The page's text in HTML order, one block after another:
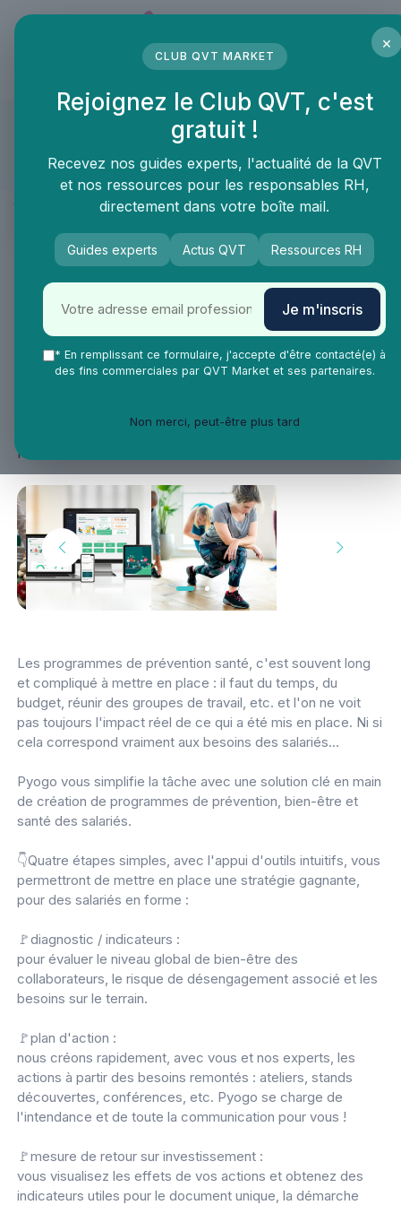
PYOGO
Compte approuvé
Présentation
Produits & services
Actualités
Programmes de mesures et
d'actions santé / bien-être en
entreprise
Gestion du stress Alimentation
Feedback collaborateur
Les programmes de prévention santé, c'est souvent long
et compliqué à mettre en place : il faut du temps, du
budget, réunir des groupes de travail, etc. et l'on ne voit
pas toujours l'impact réel de ce qui a été mis en place. Ni si
cela correspond vraiment aux besoins des salariés...
Pyogo vous simplifie la tâche avec une solution clé en main
de création de programmes de prévention, bien-être et
santé des salariés.
👇Quatre étapes simples, avec l'appui d'outils intuitifs, vous
permettront de mettre en place une stratégie gagnante,
pour des salariés en forme :
🚩diagnostic / indicateurs :
pour évaluer le niveau global de bien-être des
collaborateurs, le risque de désengagement associé et les
besoins sur le terrain.
🚩plan d'action :
nous créons rapidement, avec vous et nos experts, les
actions à partir des besoins remontés : ateliers, stands
découvertes, conférences, etc. Pyogo se charge de
l'intendance et de toute la communication pour vous !
🚩mesure de retour sur investissement :
vous visualisez les effets de vos actions et obtenez des
indicateurs utiles pour le document unique, la démarche
×
CLUB QVT MARKET
Rejoignez le Club QVT, c'est
gratuit !
Recevez nos guides experts, l'actualité de la QVT
et nos ressources pour les responsables RH,
directement dans votre boîte mail.
Guides experts Actus QVT Ressources RH
Je m'inscris
* En remplissant ce formulaire, j'accepte d'être contacté(e) à
des fins commerciales par QVT Market et ses partenaires.
Non merci, peut-être plus tard
Panneau de gestion des cookies